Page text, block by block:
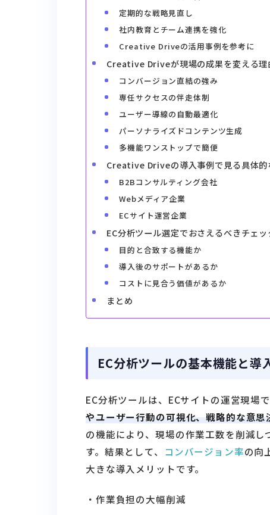
定期的な戦略見直し
社内教育とチーム連携を強化
Creative Driveの活用事例を参考に
Creative Driveが現場の成果を変える理
コンバージョン直結の強み
専任サクセスの伴走体制
ユーザー導線の自動最適化
パーソナライズドコンテンツ生成
多機能ワンストップで簡便
Creative Driveの導入事例で見る具体的
B2Bコンサルティング会社
Webメディア企業
ECサイト運営企業
EC分析ツール選定でおさえるべきチェ
目的と合致する機能か
導入後のサポートがあるか
コストに見合う価値があるか
まとめ
EC分析ツールの基本機能と導
EC分析ツールは、ECサイトの運営現場
やユーザー行動の可視化、戦略的な意思
の機能により、現場の作業工数を削減し
す。結果として、 コンバージョン率の向
大きな導入メリットです。
・作業負担の大幅削減